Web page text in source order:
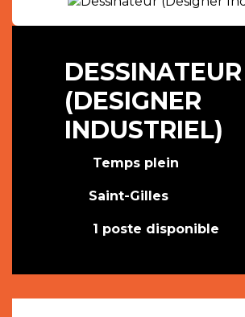
DESSINATEUR
(DESIGNER
INDUSTRIEL)
Temps plein
Saint-Gilles
1 poste disponible